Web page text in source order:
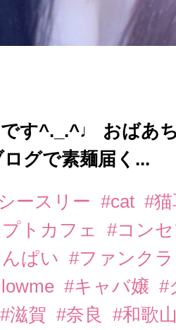
す^._.^♩ おばあ
グで素麺届く...
ースリー #cat #
トカフェ
#コン
ぱい #ファンク
#キャバ嬢 #
#滋賀 #奈良
#和歌